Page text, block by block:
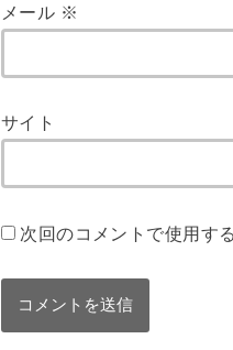
メール ※
サイト
次回のコメントで使用す